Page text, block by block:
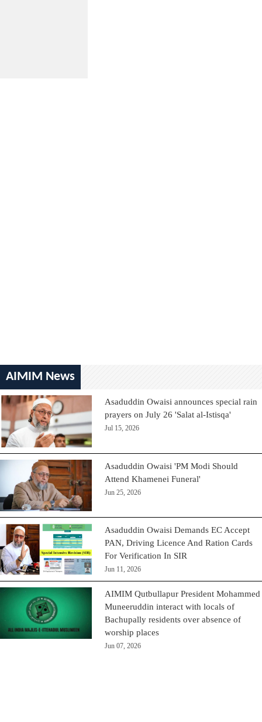
AIMIM News
Asaduddin Owaisi announces special rain
prayers on July 26 'Salat al-Istisqa'
Jul 15, 2026
Asaduddin Owaisi 'PM Modi Should
Attend Khamenei Funeral'
Jun 25, 2026
Asaduddin Owaisi Demands EC Accept
PAN, Driving Licence And Ration Cards
For Verification In SIR
Jun 11, 2026
AIMIM Qutbullapur President Mohammed
Muneeruddin interact with locals of
Bachupally residents over absence of
worship places
Jun 07, 2026